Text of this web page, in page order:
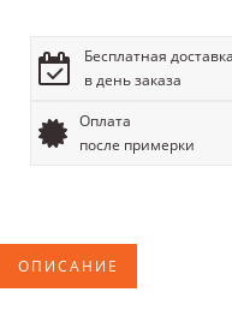
Бесплатная доставка
в день заказа
Оплата
после примерки
ОПИСАНИЕ